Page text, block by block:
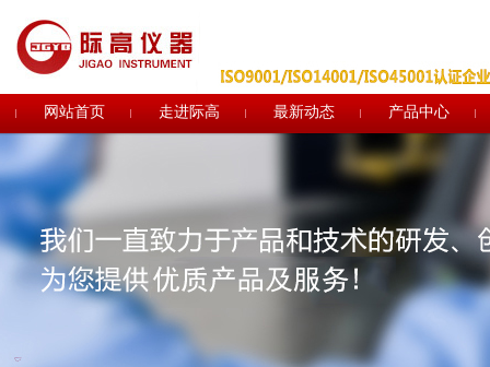
网站首页 走进际高 最新动态 产品中心
关于电子印章作废声明
关于部分土工合成材料产品CRCC认证实施规则及实施方案修订的说明
行业观察 | 中国纺联领导调研部分土工建筑材料企业
热烈祝贺温州际高通过“浙江制造”品字标认证！